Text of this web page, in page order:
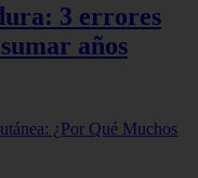
3 errores
años